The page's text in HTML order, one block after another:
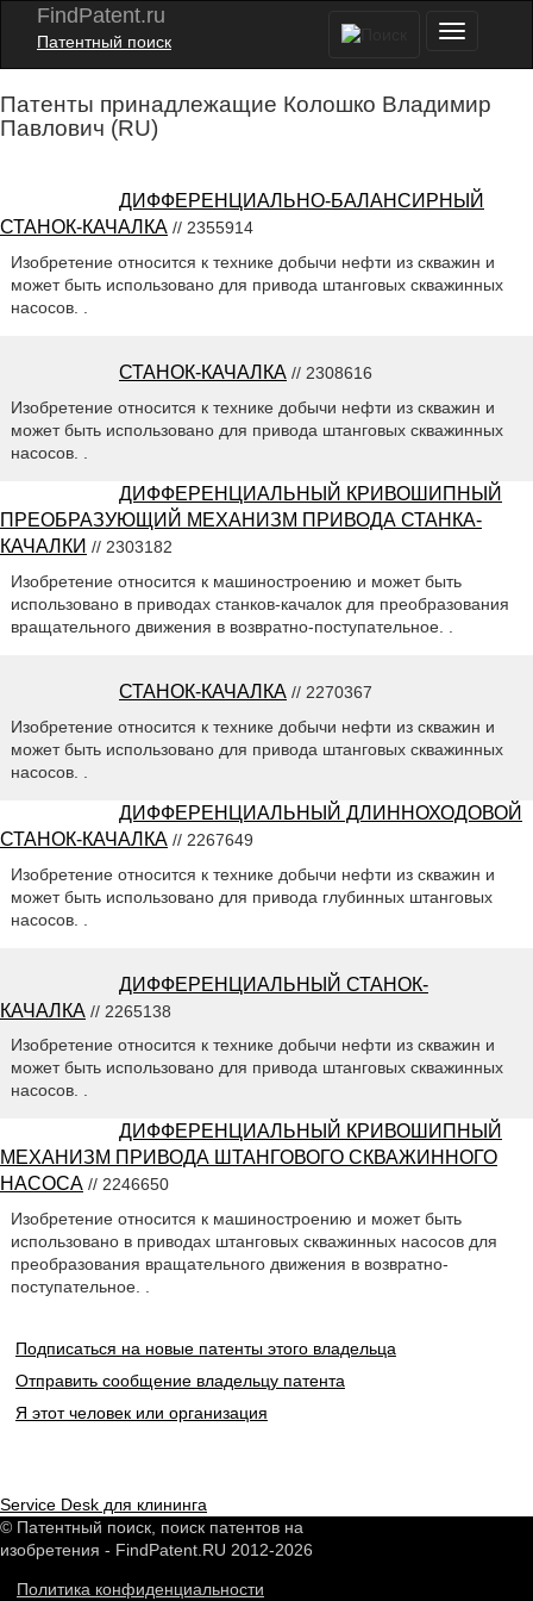
FindPatent.ru
Патентный поиск
Патенты принадлежащие Колошко Владимир
Павлович (RU)
ДИФФЕРЕНЦИАЛЬНО-БАЛАНСИРНЫЙ
СТАНОК-КАЧАЛКА // 2355914
Изобретение относится к технике добычи нефти из скважин и
может быть использовано для привода штанговых скважинных
насосов. .
СТАНОК-КАЧАЛКА // 2308616
Изобретение относится к технике добычи нефти из скважин и
может быть использовано для привода штанговых скважинных
насосов. .
ДИФФЕРЕНЦИАЛЬНЫЙ КРИВОШИПНЫЙ
ПРЕОБРАЗУЮЩИЙ МЕХАНИЗМ ПРИВОДА СТАНКА-
КАЧАЛКИ // 2303182
Изобретение относится к машиностроению и может быть
использовано в приводах станков-качалок для преобразования
вращательного движения в возвратно-поступательное. .
СТАНОК-КАЧАЛКА // 2270367
Изобретение относится к технике добычи нефти из скважин и
может быть использовано для привода штанговых скважинных
насосов. .
ДИФФЕРЕНЦИАЛЬНЫЙ ДЛИННОХОДОВОЙ
СТАНОК-КАЧАЛКА // 2267649
Изобретение относится к технике добычи нефти из скважин и
может быть использовано для привода глубинных штанговых
насосов. .
ДИФФЕРЕНЦИАЛЬНЫЙ СТАНОК-
КАЧАЛКА // 2265138
Изобретение относится к технике добычи нефти из скважин и
может быть использовано для привода штанговых скважинных
насосов. .
ДИФФЕРЕНЦИАЛЬНЫЙ КРИВОШИПНЫЙ
МЕХАНИЗМ ПРИВОДА ШТАНГОВОГО СКВАЖИННОГО
НАСОСА // 2246650
Изобретение относится к машиностроению и может быть
использовано в приводах штанговых скважинных насосов для
преобразования вращательного движения в возвратно-
поступательное. .
Подписаться на новые патенты этого владельца
Отправить сообщение владельцу патента
Я этот человек или организация
Service Desk для клининга
© Патентный поиск, поиск патентов на
изобретения - FindPatent.RU 2012-2026
Политика конфиденциальности